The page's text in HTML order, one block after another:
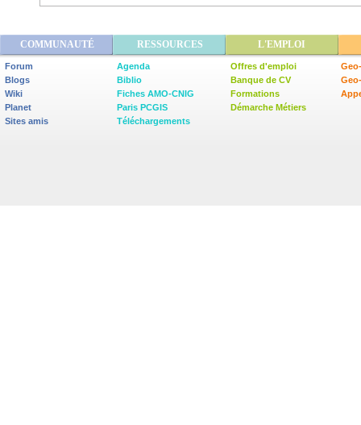
COMMUNAUTÉ RESSOURCES L'EMPLOI
Forum
Blogs
Wiki
Planet
Sites amis
Agenda
Biblio
Fiches AMO-CNIG
Paris PCGIS
Téléchargements
Offres d'emploi
Banque de CV
Formations
Démarche Métiers